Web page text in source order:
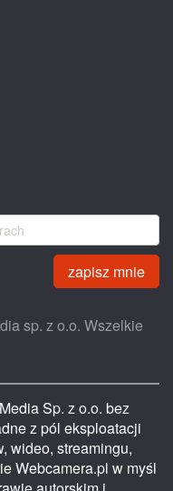
zapisz mnie
sp. z o.o. Wszelkie
Sp. z o.o. bez
z pól eksploatacji
wideo, streamingu,
Webcamera.pl w myśl